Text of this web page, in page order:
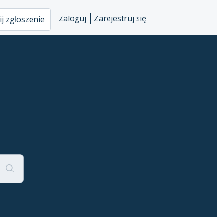
zgłoszenie Zaloguj Zarejestruj się